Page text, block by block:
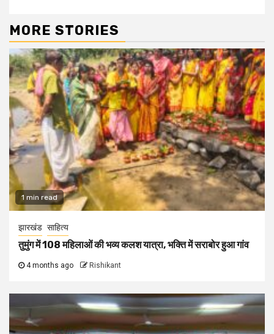
MORE STORIES
1 min read
झारखंड साहित्य
तुमुंग में 108 महिलाओं की भव्य कलश यात्रा, भक्ति में सराबोर हुआ गांव
4 months ago Rishikant